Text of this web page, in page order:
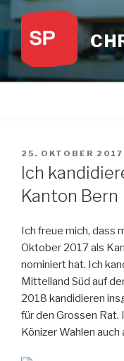
Zum
Inhalt
springen
VERÖFFENTLICHT
AM
25. OKTOBER 2017
Ich
Kanton Bern
Ich freue mich, dass
Oktober 2017 als
nominiert hat. Ich
Mittelland Süd auf
2018 kandidieren
für den Grossen Rat.
Könizer Wahlen